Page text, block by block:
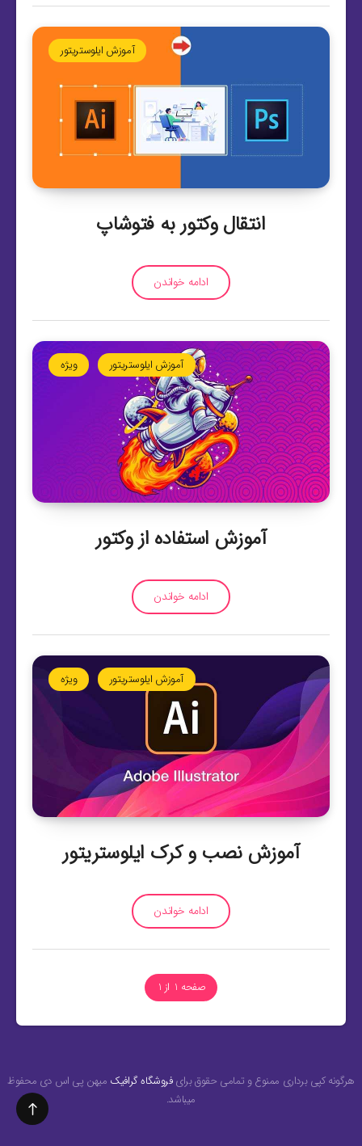
آموزش ایلوستریتور
انتقال وکتور به فتوشاپ
ادامه خواندن
آموزش ایلوستریتور ویژه
آموزش استفاده از وکتور
ادامه خواندن
آموزش ایلوستریتور ویژه
آموزش نصب و کرک ایلوستریتور
ادامه خواندن
صفحه 1 از 1
هرگونه کپی برداری ممنوع و تمامی حقوق برایفروشگاه گرافیک میهن پی اس دی محفوظ
میباشد.